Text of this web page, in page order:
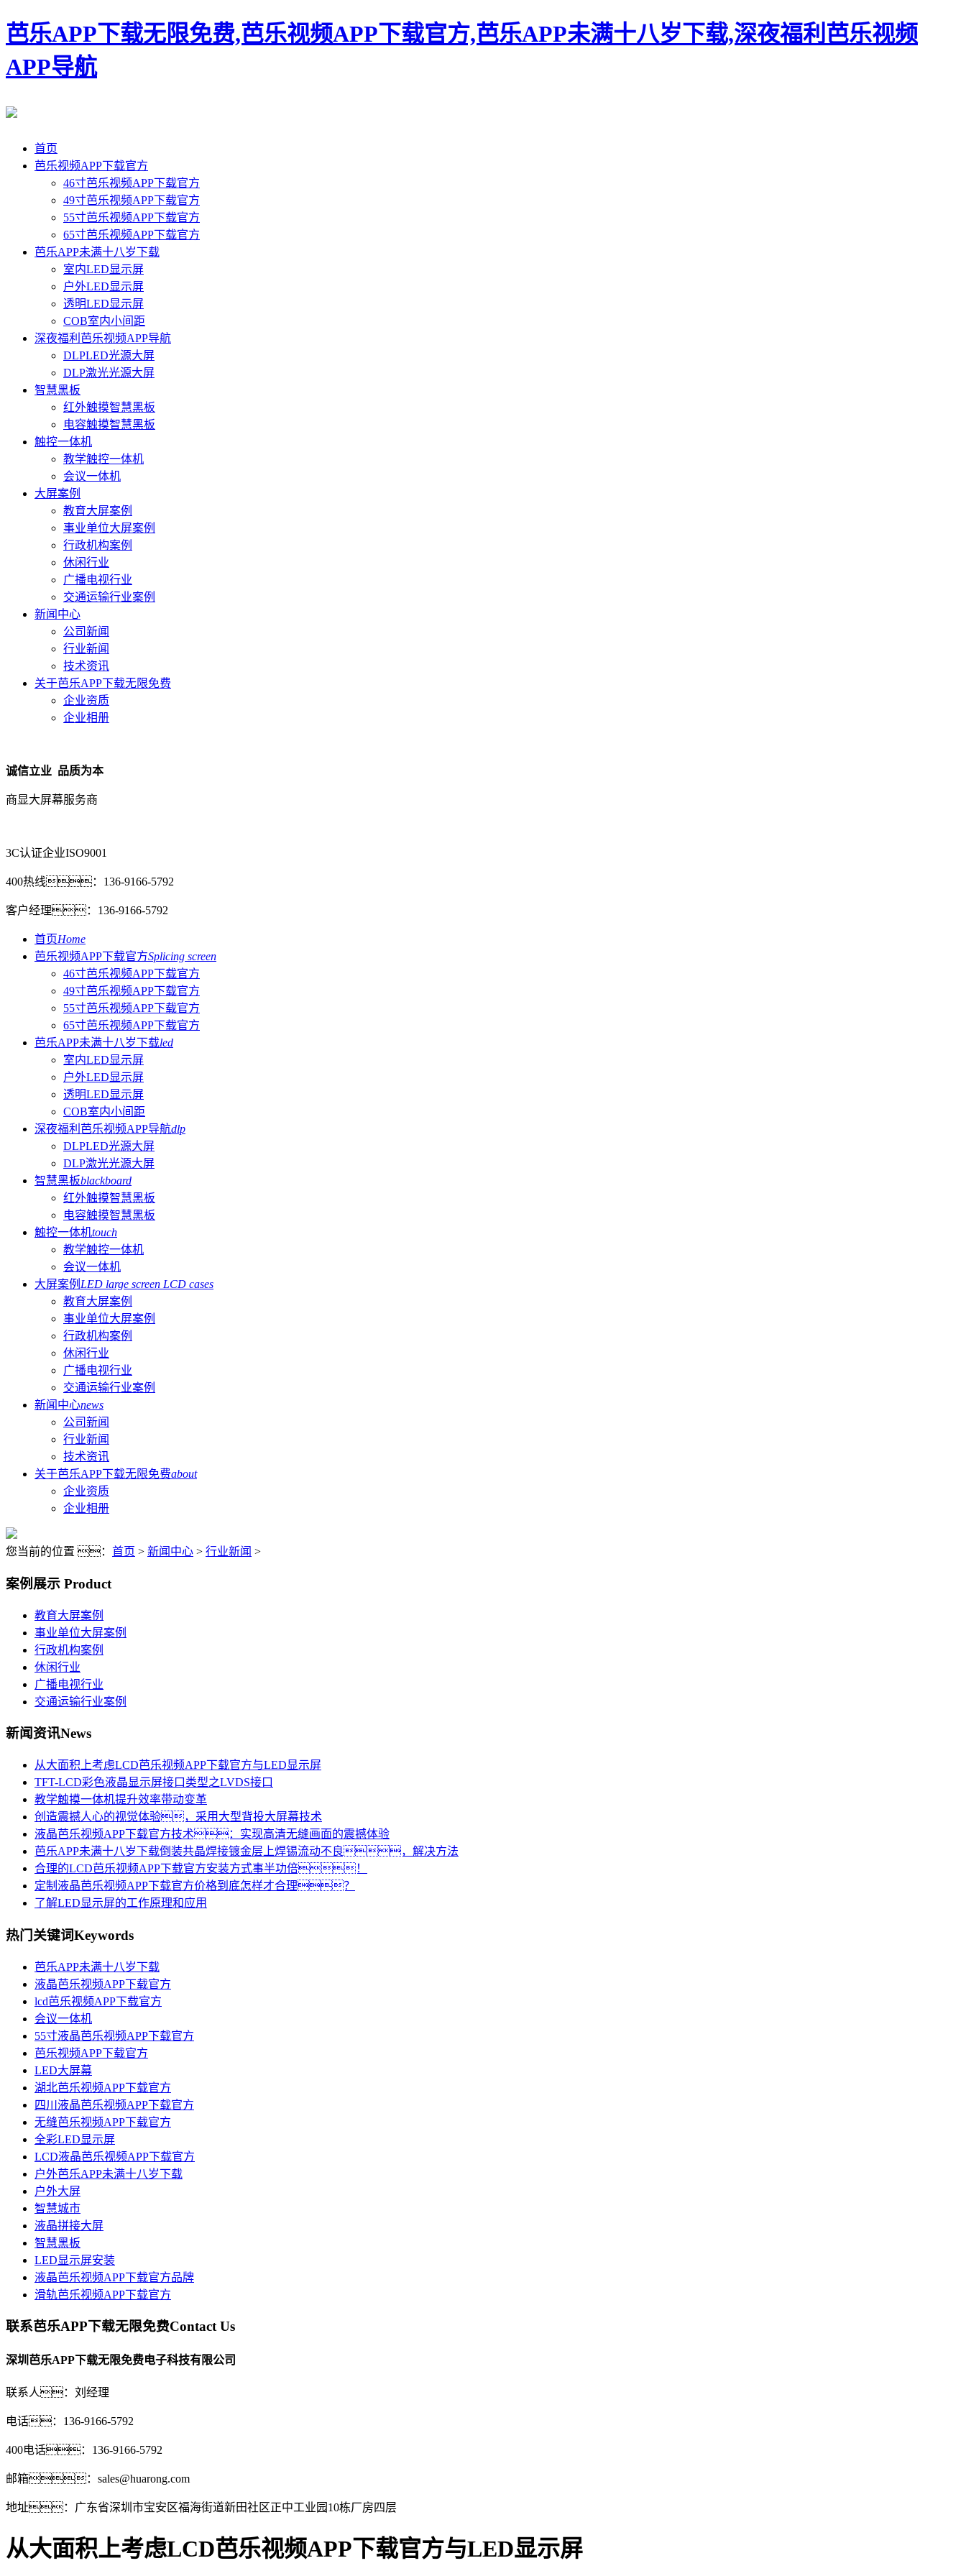
芭乐APP下载无限免费,芭乐视频APP下载官方,芭乐APP未满十八岁下载,深夜福利芭乐视频
APP导航
首页
芭乐视频APP下载官方
46寸芭乐视频APP下载官方
49寸芭乐视频APP下载官方
55寸芭乐视频APP下载官方
65寸芭乐视频APP下载官方
芭乐APP未满十八岁下载
室内LED显示屏
户外LED显示屏
透明LED显示屏
COB室内小间距
深夜福利芭乐视频APP导航
DLPLED光源大屏
DLP激光光源大屏
智慧黑板
红外触摸智慧黑板
电容触摸智慧黑板
触控一体机
教学触控一体机
会议一体机
大屏案例
教育大屏案例
事业单位大屏案例
行政机构案例
休闲行业
广播电视行业
交通运输行业案例
新闻中心
公司新闻
行业新闻
技术资讯
关于芭乐APP下载无限免费
企业资质
企业相册
诚信立业 品质为本
商显大屏幕服务商
3C认证企业ISO9001
400热线： 136-9166-5792
客户经理： 136-9166-5792
首页Home
芭乐视频APP下载官方Splicing screen
46寸芭乐视频APP下载官方
49寸芭乐视频APP下载官方
55寸芭乐视频APP下载官方
65寸芭乐视频APP下载官方
芭乐APP未满十八岁下载led
室内LED显示屏
户外LED显示屏
透明LED显示屏
COB室内小间距
深夜福利芭乐视频APP导航dlp
DLPLED光源大屏
DLP激光光源大屏
智慧黑板blackboard
红外触摸智慧黑板
电容触摸智慧黑板
触控一体机touch
教学触控一体机
会议一体机
大屏案例 LED large screen LCD cases
教育大屏案例
事业单位大屏案例
行政机构案例
休闲行业
广播电视行业
交通运输行业案例
新闻中心news
公司新闻
行业新闻
技术资讯
关于芭乐APP下载无限免费about
企业资质
企业相册
您当前的位置 ： 首页 > 新闻中心 > 行业新闻 >
案例展示 Product
教育大屏案例
事业单位大屏案例
行政机构案例
休闲行业
广播电视行业
交通运输行业案例
新闻资讯News
从大面积上考虑LCD芭乐视频APP下载官方与LED显示屏
TFT-LCD彩色液晶显示屏接口类型之LVDS接口
教学触摸一体机提升效率带动变革
创造震撼人心的视觉体验，采用大型背投大屏幕技术
液晶芭乐视频APP下载官方技术：实现高清无缝画面的震撼体验
芭乐APP未满十八岁下载倒装共晶焊接镀金层上焊锡流动不良，解决方法
合理的LCD芭乐视频APP下载官方安装方式事半功倍！
定制液晶芭乐视频APP下载官方价格到底怎样才合理？
了解LED显示屏的工作原理和应用
热门关键词Keywords
芭乐APP未满十八岁下载
液晶芭乐视频APP下载官方
lcd芭乐视频APP下载官方
会议一体机
55寸液晶芭乐视频APP下载官方
芭乐视频APP下载官方
LED大屏幕
湖北芭乐视频APP下载官方
四川液晶芭乐视频APP下载官方
无缝芭乐视频APP下载官方
全彩LED显示屏
LCD液晶芭乐视频APP下载官方
户外芭乐APP未满十八岁下载
户外大屏
智慧城市
液晶拼接大屏
智慧黑板
LED显示屏安装
液晶芭乐视频APP下载官方品牌
滑轨芭乐视频APP下载官方
联系芭乐APP下载无限免费Contact Us
深圳芭乐APP下载无限免费电子科技有限公司
联系人：刘经理
电话：136-9166-5792
400电话：136-9166-5792
邮箱：sales@huarong.com
地址：广东省深圳市宝安区福海街道新田社区正中工业园10栋厂房四层
从大面积上考虑LCD芭乐视频APP下载官方与LED显示屏